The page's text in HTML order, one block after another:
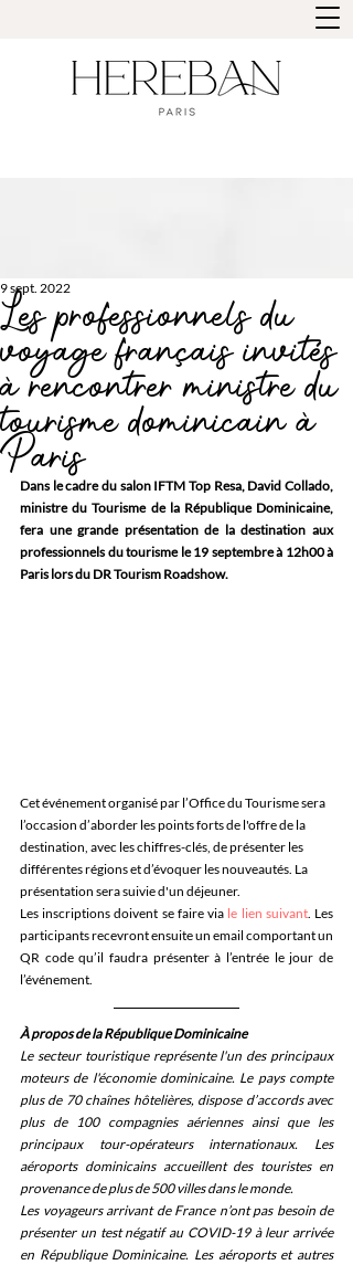
Les professionnels du
voyage français invités
à rencontrer ministre du
tourisme dominicain à
Paris
9 sept. 2022
Dans le cadre du salon IFTM Top Resa, David Collado,
ministre du Tourisme de la République Dominicaine,
fera une grande présentation de la destination aux
professionnels du tourisme le 19 septembre à 12h00 à
Paris lors du DR Tourism Roadshow.
Cet événement organisé par l’Office du Tourisme sera
l’occasion d’aborder les points forts de l'offre de la
destination, avec les chiffres-clés, de présenter les
différentes régions et d’évoquer les nouveautés. La
présentation sera suivie d'un déjeuner.
Les inscriptions doivent se faire via le lien suivant. Les
participants recevront ensuite un email comportant un
QR code qu’il faudra présenter à l’entrée le jour de
l’événement.
À propos de la République Dominicaine
Le secteur touristique représente l'un des principaux
moteurs de l'économie dominicaine. Le pays compte
plus de 70 chaînes hôtelières, dispose d’accords avec
plus de 100 compagnies aériennes ainsi que les
principaux tour-opérateurs internationaux. Les
aéroports dominicains accueillent des touristes en
provenance de plus de 500 villes dans le monde.
Les voyageurs arrivant de France n’ont pas besoin de
présenter un test négatif au COVID-19 à leur arrivée
en République Dominicaine. Les aéroports et autres